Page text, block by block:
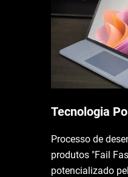
Tecnologia
Processo de
produtos "Fail
potencializado